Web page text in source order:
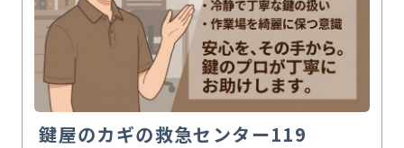
鍵屋のカギの救急センター119